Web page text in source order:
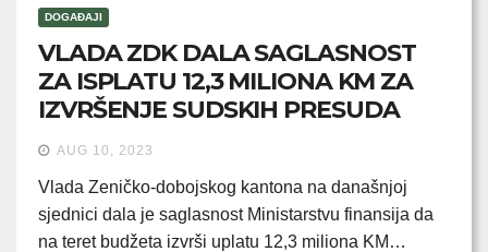
DOGAĐAJI
VLADA ZDK DALA SAGLASNOST
ZA ISPLATU 12,3 MILIONA KM ZA
IZVRŠENJE SUDSKIH PRESUDA
AUG 10, 2023
Vlada Zeničko-dobojskog kantona na današnjoj
sjednici dala je saglasnost Ministarstvu finansija da
na teret budžeta izvrši uplatu 12,3 miliona KM…